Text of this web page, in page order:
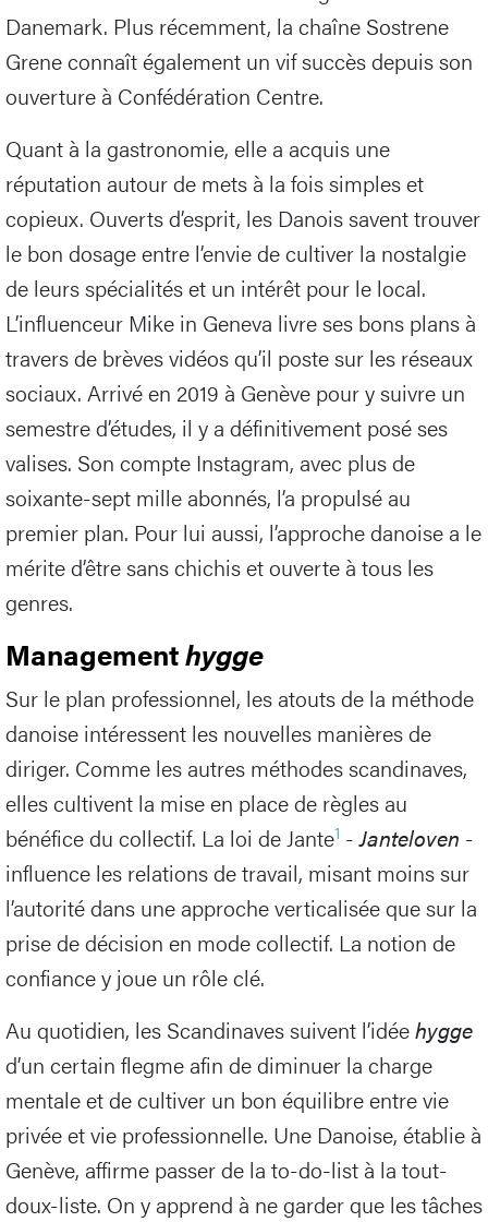
Danemark. Plus récemment, la chaîne Sostrene
Grene connaît également un vif succès depuis son
ouverture à Confédération Centre.
Quant à la gastronomie, elle a acquis une
réputation autour de mets à la fois simples et
copieux. Ouverts d’esprit, les Danois savent trouver
le bon dosage entre l’envie de cultiver la nostalgie
de leurs spécialités et un intérêt pour le local.
L’influenceur Mike in Geneva livre ses bons plans à
travers de brèves vidéos qu’il poste sur les réseaux
sociaux. Arrivé en 2019 à Genève pour y suivre un
semestre d’études, il y a définitivement posé ses
valises. Son compte Instagram, avec plus de
soixante-sept mille abonnés, l’a propulsé au
premier plan. Pour lui aussi, l’approche danoise a le
mérite d’être sans chichis et ouverte à tous les
genres.
Managementhygge
Sur le plan professionnel, les atouts de la méthode
danoise intéressent les nouvelles manières de
diriger. Comme les autres méthodes scandinaves,
elles cultivent la mise en place de règles au
bénéfice du collectif. La loi de Jante1 -Janteloven -
influence les relations de travail, misant moins sur
l’autorité dans une approche verticalisée que sur la
prise de décision en mode collectif. La notion de
confiance y joue un rôle clé.
Au quotidien, les Scandinaves suivent l’idéehygge
d’un certain flegme afin de diminuer la charge
mentale et de cultiver un bon équilibre entre vie
privée et vie professionnelle. Une Danoise, établie à
Genève, affirme passer de la to-do-list à la tout-
doux-liste. On y apprend à ne garder que les tâches